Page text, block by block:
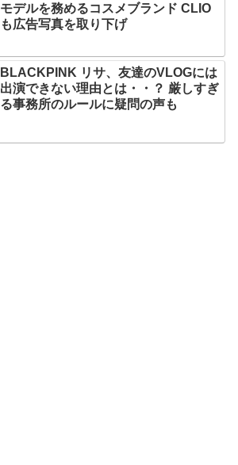
モデルを務めるコスメブランド CLIO
も広告写真を取り下げ
BLACKPINK リサ、友達のVLOGには
出演できない理由とは・・？ 厳しすぎ
る事務所のルールに疑問の声も